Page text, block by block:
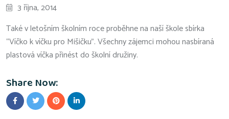
3 října, 2014
Také v letošním školním roce proběhne na naší škole sbírka
“Víčko k víčku pro Mišičku”. Všechny zájemci mohou nasbíraná
plastová víčka přinést do školní družiny.
Share Now: